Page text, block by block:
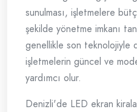
sunulması, işletmelere
şekilde yönetme imkanı
genellikle son teknolojiyle
işletmelerin güncel ve
yardımcı olur.
Denizli'de LED ekran